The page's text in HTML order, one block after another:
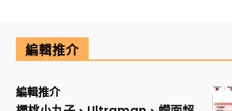
編輯推介
編輯推介